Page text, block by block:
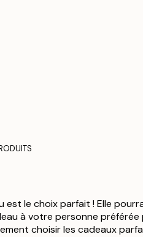
le choix parfait ! Elle
à votre personne
choisir les cadeaux